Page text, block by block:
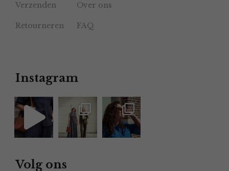
Verzenden Over ons
Retourneren FAQ
Instagram
Volg ons